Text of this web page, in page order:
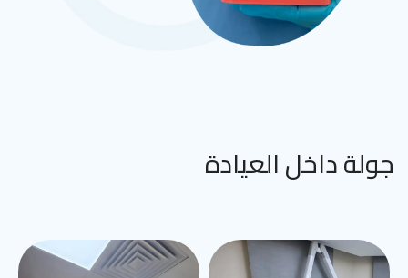
جولة داخل العيادة